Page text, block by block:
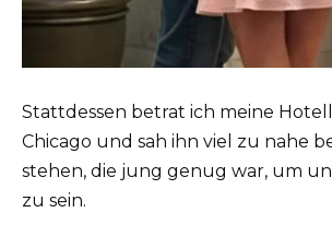
Stattdessen betrat ich meine
Chicago und sah ihn viel zu nahe
stehen, die jung genug war, um
zu sein.